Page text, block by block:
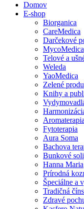
Domov
E-shop
Biorganica
CareMedica
Darčekové
MycoMedica
Telové a
Weleda
YaoMedica
Zelené
Knihy a
Fytoterapia
Aura Soma
Bachova
Bunkové soli
Hanna Maria
Prírodná
Špeciálne a
Tradičná
Zdravé